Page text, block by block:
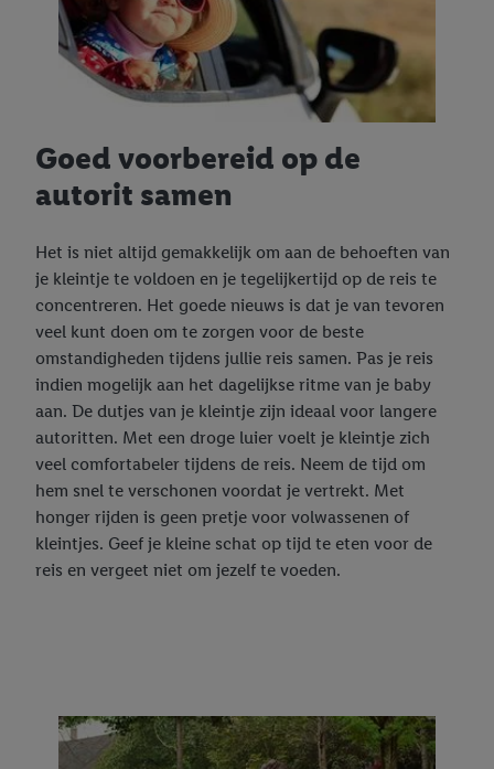
Goed voorbereid op de
autorit samen
Het is niet altijd gemakkelijk om aan de behoeften van
je kleintje te voldoen en je tegelijkertijd op de reis te
concentreren. Het goede nieuws is dat je van tevoren
veel kunt doen om te zorgen voor de beste
omstandigheden tijdens jullie reis samen. Pas je reis
indien mogelijk aan het dagelijkse ritme van je baby
aan. De dutjes van je kleintje zijn ideaal voor langere
autoritten. Met een droge luier voelt je kleintje zich
veel comfortabeler tijdens de reis. Neem de tijd om
hem snel te verschonen voordat je vertrekt. Met
honger rijden is geen pretje voor volwassenen of
kleintjes. Geef je kleine schat op tijd te eten voor de
reis en vergeet niet om jezelf te voeden.